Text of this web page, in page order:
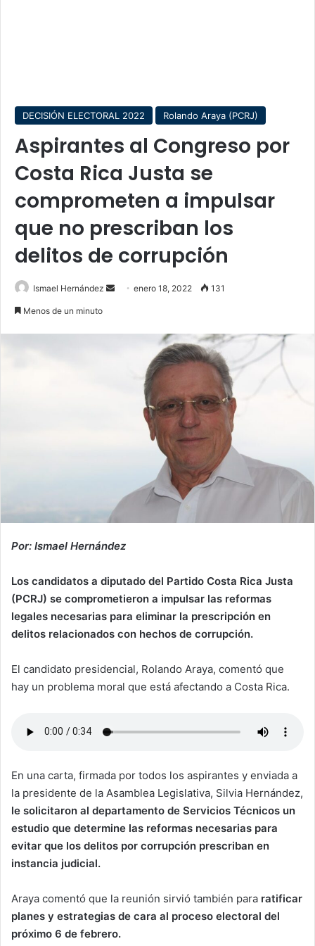
DECISIÓN ELECTORAL 2022 Rolando Araya (PCRJ)
Aspirantes al Congreso por
Costa Rica Justa se
comprometen a impulsar
que no prescriban los
delitos de corrupción
Ismael Hernández
Sendenero 18, 2022 131
Menos de un minuto
Por: Ismael Hernández
Los candidatos a diputado del Partido Costa Rica Justa
(PCRJ) se comprometieron a impulsar las reformas
legales necesarias para eliminar la prescripción en
delitos relacionados con hechos de corrupción.
El candidato presidencial, Rolando Araya, comentó que
hay un problema moral que está afectando a Costa Rica.
En una carta, firmada por todos los aspirantes y enviada a
la presidente de la Asamblea Legislativa, Silvia Hernández,
le solicitaron al departamento de Servicios Técnicos un
estudio que determine las reformas necesarias para
evitar que los delitos por corrupción prescriban en
instancia judicial.
Araya comentó que la reunión sirvió también para ratificar
planes y estrategias de cara al proceso electoral del
próximo 6 de febrero.